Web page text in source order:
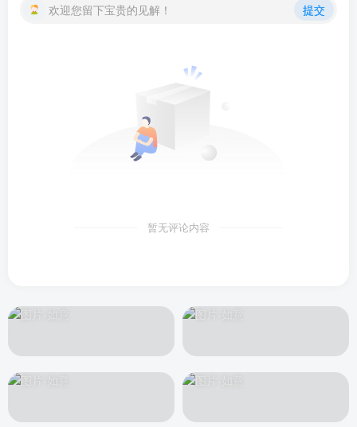
欢迎您留下宝贵的见解！ 提交
暂无评论内容